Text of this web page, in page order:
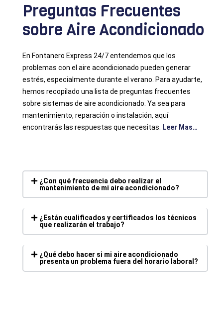
Preguntas Frecuentes
sobre Aire Acondicionado
En Fontanero Express 24/7 entendemos que los
problemas con el aire acondicionado pueden generar
estrés, especialmente durante el verano. Para ayudarte,
hemos recopilado una lista de preguntas frecuentes
sobre sistemas de aire acondicionado. Ya sea para
mantenimiento, reparación o instalación, aquí
encontrarás las respuestas que necesitas.
Leer Mas…
¿Con qué frecuencia debo realizar el
mantenimiento de mi aire acondicionado?
¿Están cualificados y certificados los técnicos
que realizarán el trabajo?
¿Qué debo hacer si mi aire acondicionado
presenta un problema fuera del horario laboral?